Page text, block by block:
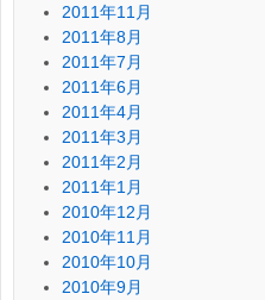
2011年11月
2011年8月
2011年7月
2011年6月
2011年4月
2011年3月
2011年2月
2011年1月
2010年12月
2010年11月
2010年10月
2010年9月